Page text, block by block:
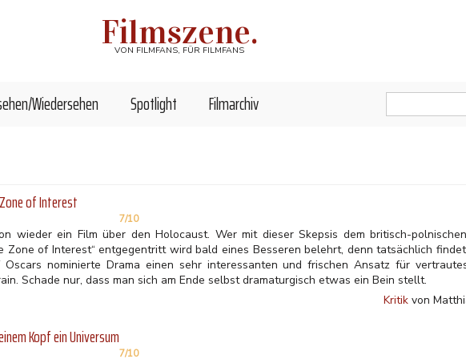
Filmszene.
VON FILMFANS, FÜR FILMFANS
Wiedersehen Spotlight Filmarchiv
of Interest
7/10
wieder ein Film über den Holocaust. Wer mit dieser Skepsis dem britisch-
Zone of Interest“ entgegentritt wird bald eines Besseren belehrt, denn tatsächlich
Oscars nominierte Drama einen sehr interessanten und frischen Ansatz für
Schade nur, dass man sich am Ende selbst dramaturgisch etwas ein Bein stellt.
Kritik von
Kopf ein Universum
7/10